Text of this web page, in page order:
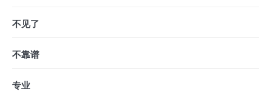
不见了
不靠谱
专业